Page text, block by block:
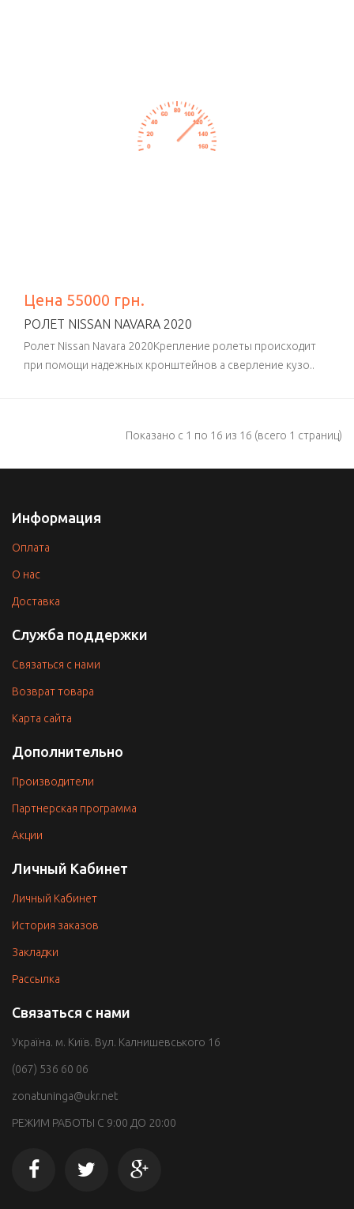
Цена 55000 грн.
РОЛЕТ NISSAN NAVARA 2020
Ролет Nissan Navara 2020Крепление ролеты происходит
при помощи надежных кронштейнов а сверление кузо..
Показано с 1 по 16 из 16 (всего 1 страниц)
Информация
Оплата
O нас
Доставка
Служба поддержки
Связаться с нами
Возврат товара
Карта сайта
Дополнительно
Производители
Партнерская программа
Акции
Личный Кабинет
Личный Кабинет
История заказов
Закладки
Рассылка
Связаться с нами
Україна. м. Київ. Вул. Калнишевського 16
(067) 536 60 06
zonatuninga@ukr.net
РЕЖИМ РАБОТЫ С 9:00 ДО 20:00